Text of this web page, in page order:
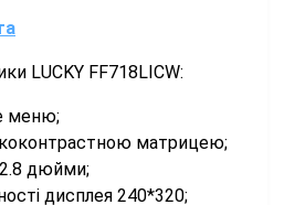
LUCKY FF718LICW:
меню;
матрицею;
дюйми;
дисплея 240*320;